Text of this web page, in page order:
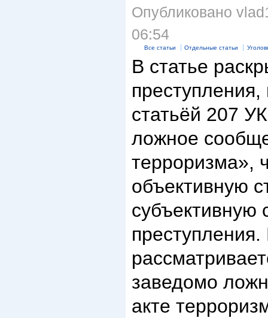
Опубликовано
06:54
Все статьи Отдельные статьи
В статье
статьёй 207
ложное
терроризма»,
объективную
субъективную
заведомо
акте